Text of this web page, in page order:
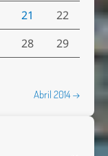
21
22
28
29
Abril 2014 →